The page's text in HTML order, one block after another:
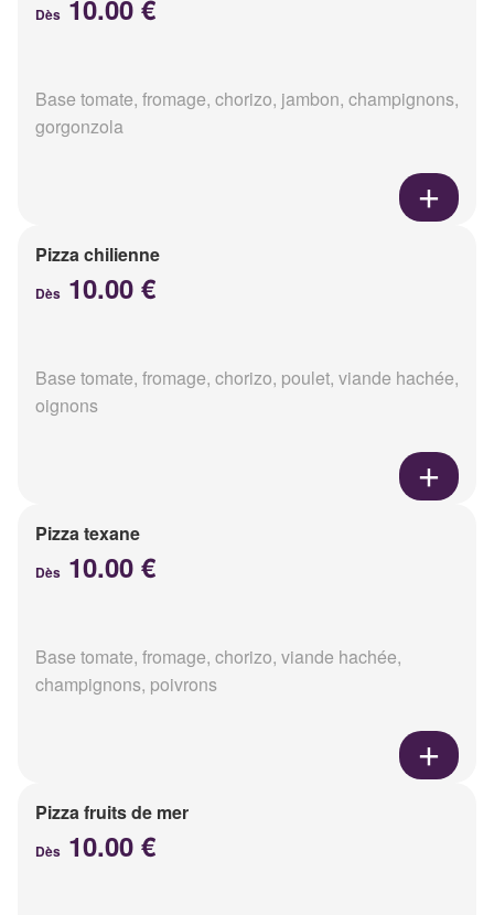
Dès 10.00 €
Base tomate, fromage, chorizo, jambon, champignons,
gorgonzola
Pizza chilienne
Dès 10.00 €
Base tomate, fromage, chorizo, poulet, viande hachée,
oignons
Pizza texane
Dès 10.00 €
Base tomate, fromage, chorizo, viande hachée,
champignons, poivrons
Pizza fruits de mer
Dès 10.00 €